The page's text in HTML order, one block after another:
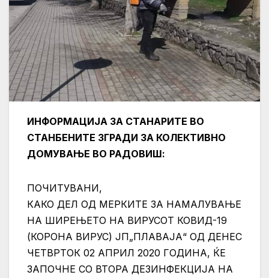
ИНФОРМАЦИЈА ЗА СТАНАРИТЕ ВО
СТАНБЕНИТЕ ЗГРАДИ ЗА КОЛЕКТИВНО
ДОМУВАЊЕ ВО РАДОВИШ:
ПОЧИТУВАНИ,
КАКО ДЕЛ ОД МЕРКИТЕ ЗА НАМАЛУВАЊЕ
НА ШИРЕЊЕТО НА ВИРУСОТ КОВИД-19
(КОРОНА ВИРУС) ЈП„ПЛАВАЈА“ ОД ДЕНЕС
ЧЕТВРТОК 02 АПРИЛ 2020 ГОДИНА, ЌЕ
ЗАПОЧНЕ СО ВТОРА ДЕЗИНФЕКЦИЈА НА